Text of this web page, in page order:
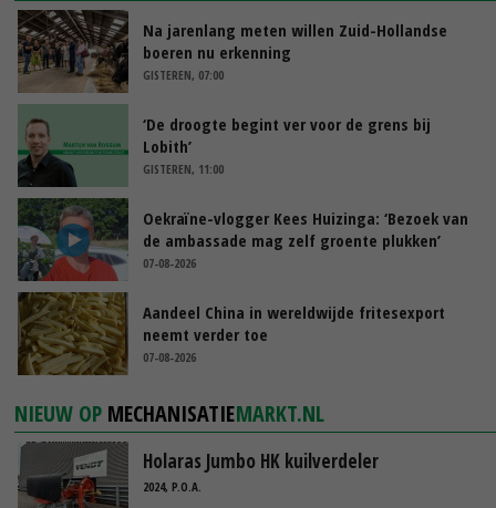
Na jarenlang meten willen Zuid-Hollandse
boeren nu erkenning
GISTEREN, 07:00
‘De droogte begint ver voor de grens bij
Lobith’
GISTEREN, 11:00
Oekraïne-vlogger Kees Huizinga: ‘Bezoek van
de ambassade mag zelf groente plukken’
07-08-2026
Aandeel China in wereldwijde fritesexport
neemt verder toe
07-08-2026
NIEUW OP MECHANISATIEMARKT.NL
Holaras Jumbo HK kuilverdeler
2024, P.O.A.